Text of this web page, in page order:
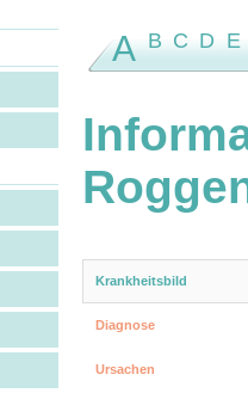
A B C D E
Krankheitsbild
Diagnose
Ursachen